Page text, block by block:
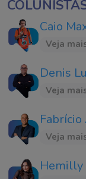
Caio
Veja
Denis
Veja
Veja
Hemilly